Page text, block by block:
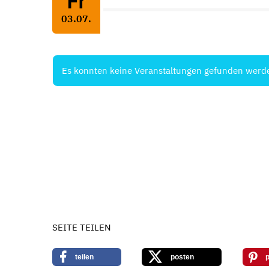
03.07.
Es konnten keine Veranstaltungen gefunden
SEITE TEILEN
teilen posten